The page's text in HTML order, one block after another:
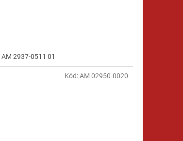
z
5
AM 2937-0511 01
Kód:AM 02950-0020